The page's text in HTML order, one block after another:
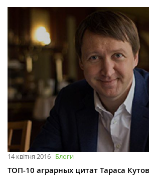
14 квітня 2016 Блоги
ТОП-10 аграрных цитат Тараса